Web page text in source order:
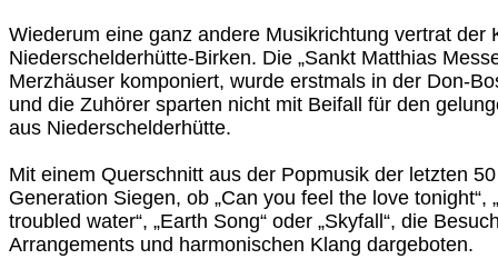
Wiederum eine ganz andere Musikrichtung vertrat der
Niederschelderhütte-Birken. Die „Sankt Matthias
Merzhäuser komponiert, wurde erstmals in der Don-
und die Zuhörer sparten nicht mit Beifall für den
aus Niederschelderhütte.
Mit einem Querschnitt aus der Popmusik der letzten
Generation Siegen, ob „Can you feel the love tonight“,
troubled water“, „Earth Song“ oder „Skyfall“, die
Arrangements und harmonischen Klang dargeboten.